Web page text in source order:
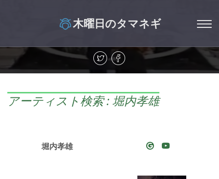
木曜日のタマネギ
アーティスト検索 : 堀内孝雄
堀内孝雄